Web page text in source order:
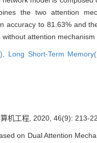
the two attention
to 81.63% and
attention
Long Short-Term
机工程, 2020, 46(9): 213-
on Dual Attention